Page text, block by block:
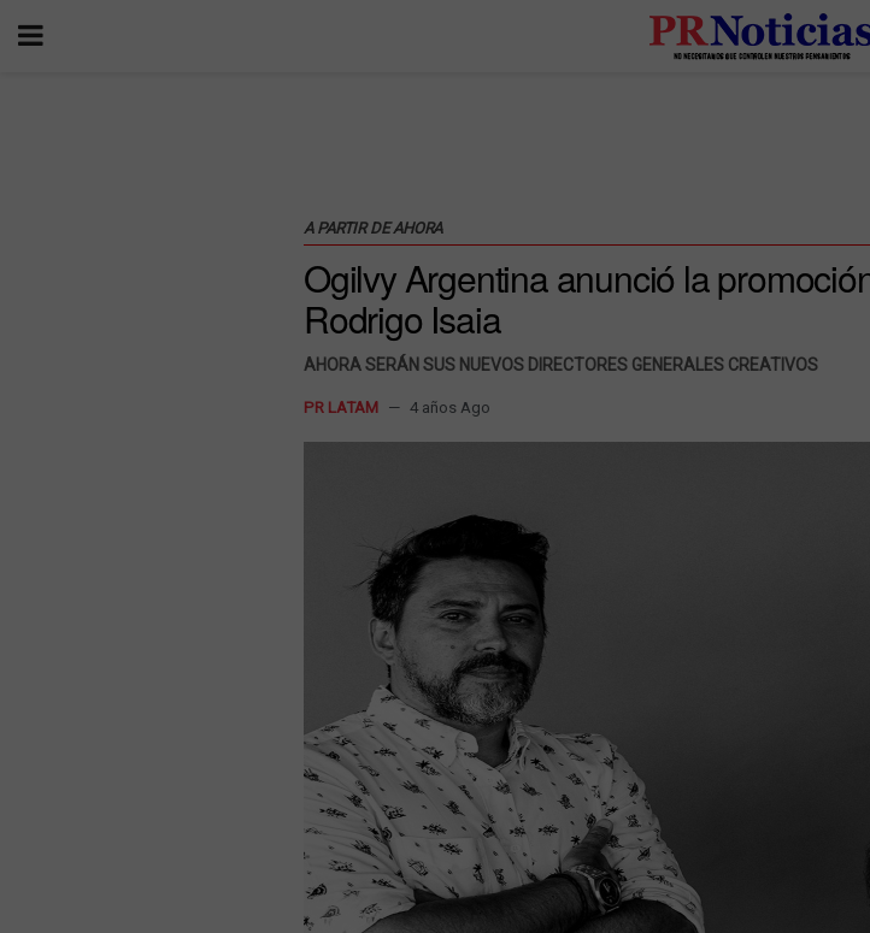
A PARTIR DE AHORA
Ogilvy Argentina anunció la
Rodrigo Isaia
AHORA SERÁN SUS NUEVOS DIRECTORES GENERALES CREATIVOS
PR LATAM 4 años Ago